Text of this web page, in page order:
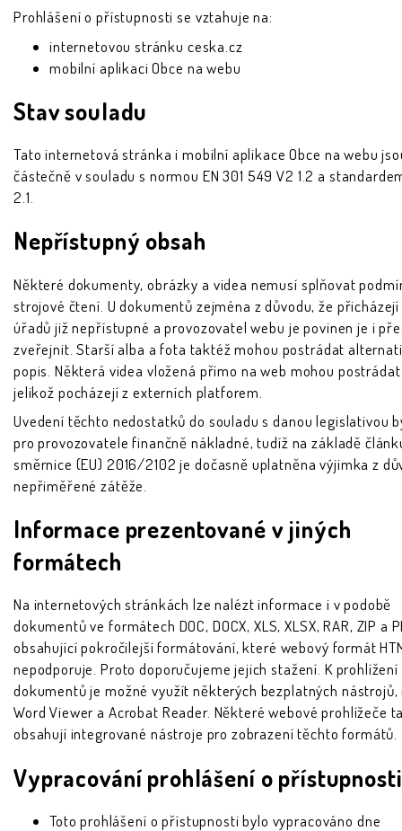
Prohlášení o přístupnosti se vztahuje na:
internetovou stránku ceska.cz
mobilní aplikaci Obce na webu
Stav souladu
Tato internetová stránka i mobilní aplikace Obce na webu
částečně v souladu s normou EN 301 549 V2 1.2 a
2.1.
Nepřístupný obsah
Některé dokumenty, obrázky a videa nemusí splňovat
strojové čtení. U dokumentů zejména z důvodu, že
úřadů již nepřístupné a provozovatel webu je povinen je i
zveřejnit. Starší alba a fota taktéž mohou postrádat
popis. Některá videa vložená přímo na web mohou
jelikož pocházejí z externích platforem.
Uvedení těchto nedostatků do souladu s danou legislativou
pro provozovatele finančně nákladné, tudíž na základě
směrnice (EU) 2016/2102 je dočasně uplatněna výjimka z
nepřiměřené zátěže.
Informace prezentované v jiných
formátech
Na internetových stránkách lze nalézt informace i v podobě
dokumentů ve formátech DOC, DOCX, XLS, XLSX, RAR, ZIP a
obsahující pokročilejší formátování, které webový formát
nepodporuje. Proto doporučujeme jejich stažení. K
dokumentů je možné využít některých bezplatných nástrojů,
Word Viewer a Acrobat Reader. Některé webové prohlížeče
obsahují integrované nástroje pro zobrazení těchto formátů.
Vypracování prohlášení o přístupnosti
Toto prohlášení o přístupnosti bylo vypracováno dne